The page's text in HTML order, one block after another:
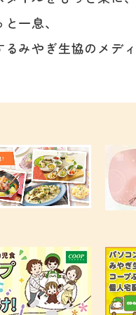
一息、
みやぎ生協のメデ